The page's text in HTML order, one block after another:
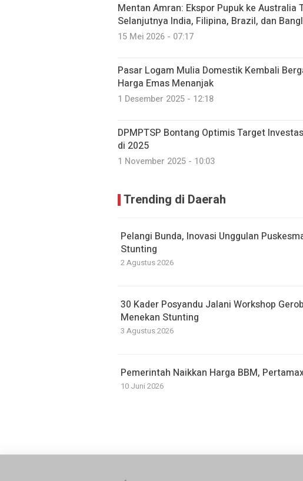
Mentan Amran: Ekspor Pupuk ke Australia
Selanjutnya India, Filipina, Brazil, dan
15 Mei 2026 - 07:17
Pasar Logam Mulia Domestik Kembali
Harga Emas Menanjak
1 Desember 2025 - 12:18
DPMPTSP Bontang Optimis Target
di 2025
1 November 2025 - 10:03
Trending di Daerah
Pelangi Bunda, Inovasi Unggulan
Stunting
2 Agustus 2026
30 Kader Posyandu Jalani Workshop
Menekan Stunting
3 Agustus 2026
Pemerintah Naikkan Harga BBM,
10 Juni 2026